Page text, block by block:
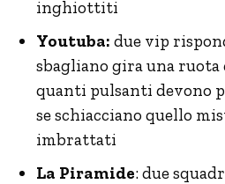
inghiottiti
Youtuba: due vip
sbagliano gira una
quanti pulsanti devono
se schiacciano quello
imbrattati
La Piramide: due